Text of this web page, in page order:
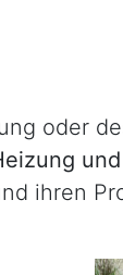
oder
ihren